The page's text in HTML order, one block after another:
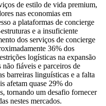
de estilo de vida premium,
nas economias em
a plataformas de concierge
e a insuficiente
dos serviços de concierge
36% dos
logísticas na expansão
não fiáveis ​​e parceiros de
barreiras linguísticas e a falta
​​afetam quase 29% do
tornando um desafio fornecer
nestes mercados.